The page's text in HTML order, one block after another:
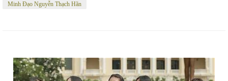
Minh Đạo Nguyễn Thạch Hãn